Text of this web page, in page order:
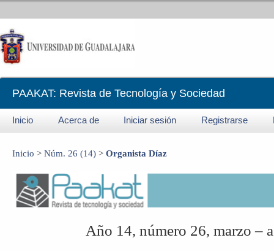
PAAKAT: Revista de Tecnología y Sociedad
Inicio Acerca de Iniciar sesión Registrarse
Inicio > Núm. 26 (14) > Organista Díaz
Año 14, número 26, marzo –